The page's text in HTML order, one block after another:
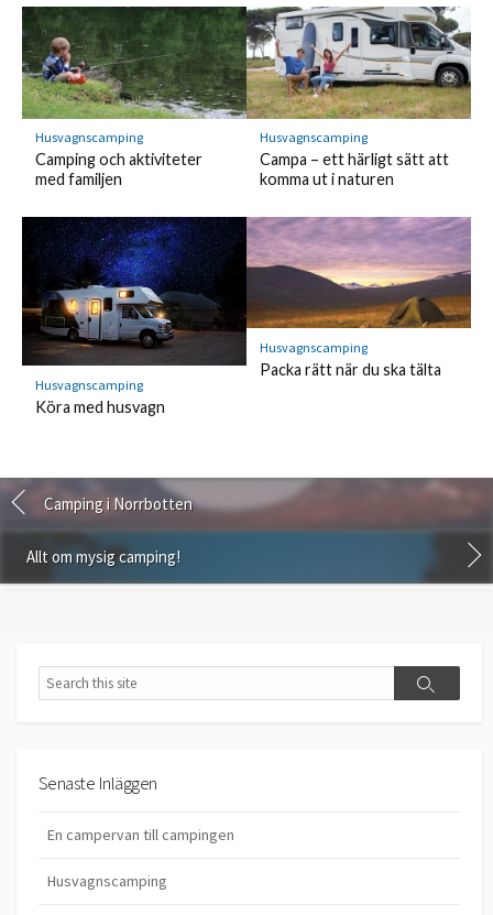
Husvagnscamping
Camping och aktiviteter
med familjen
Husvagnscamping
Campa – ett härligt sätt att
komma ut i naturen
Husvagnscamping
Köra med husvagn
Husvagnscamping
Packa rätt när du ska tälta
Camping i Norrbotten
Allt om mysig camping!
Search
Search
Senaste Inläggen
En campervan till campingen
Husvagnscamping